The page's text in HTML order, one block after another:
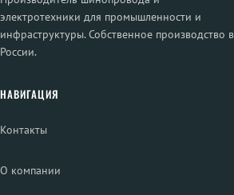
электротехники для промышленности и
инфраструктуры. Собственное производство в
России.
НАВИГАЦИЯ
Контакты
О компании